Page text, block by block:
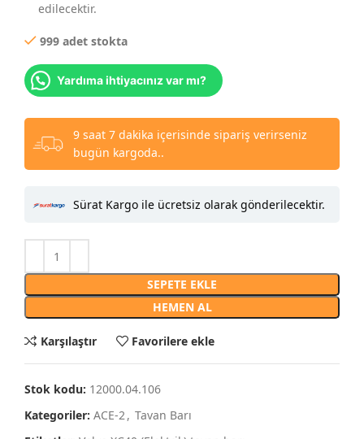
edilecektir.
999 adet stokta
Yardıma ihtiyacınız var mı?
9 saat 7 dakika içerisinde sipariş verirseniz
bugün kargoda..
Sürat Kargo ile ücretsiz olarak gönderilecektir.
SEPETE EKLE
HEMEN AL
Karşılaştır Favorilere ekle
Stok kodu: 12000.04.106
Kategoriler: ACE-2, Tavan Barı